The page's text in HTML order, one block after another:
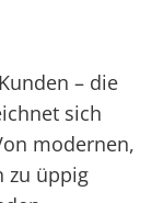
– die
sich
modernen,
zu üppig